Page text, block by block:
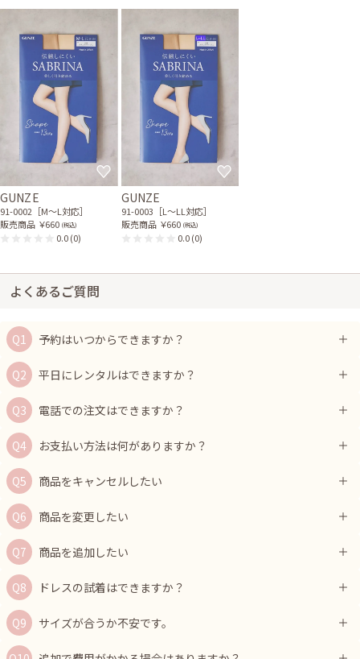
GUNZE
91-0002［M〜L対応］
販売商品 ￥660 (税込)
0.0(0)
GUNZE
91-0003［L〜LL対応］
販売商品 ￥660 (税込)
0.0(0)
よくあるご質問
予約はいつからできますか？
平日にレンタルはできますか？
電話での注文はできますか？
お支払い方法は何がありますか？
商品をキャンセルしたい
商品を変更したい
商品を追加したい
ドレスの試着はできますか？
サイズが合うか不安です。